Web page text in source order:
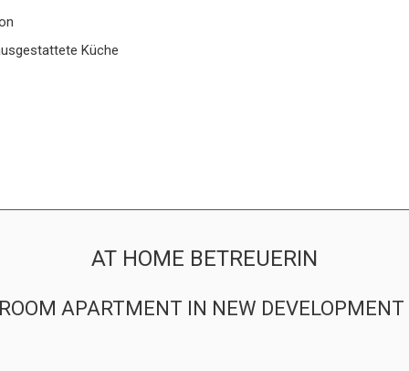
Küche
AT HOME BETREUERIN
APARTMENT IN NEW